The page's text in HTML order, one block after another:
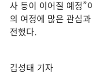
사 등이 이어질 예정”
의 여정에 많은 관심
전했다.
김성태 기자